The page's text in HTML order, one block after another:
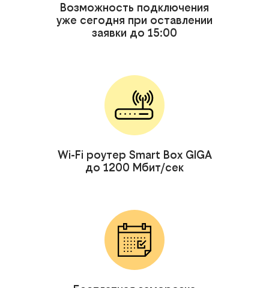
Возможность подключения
уже сегодня при оставлении
заявки до 15:00
Wi-Fi роутер Smart Box GIGA
до 1200 Мбит/сек